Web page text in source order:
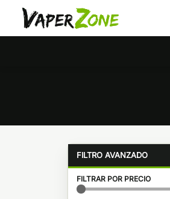
Saltar
contenido
FILTRAR POR PRECIO